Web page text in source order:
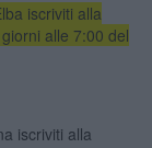
iscriviti alla
alle 7:00 del
iscriviti alla